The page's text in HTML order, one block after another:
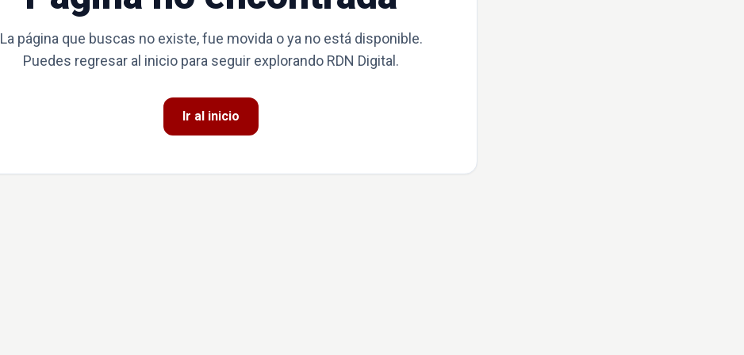
La página que buscas no existe, fue movida o ya no está disponible.
Puedes regresar al inicio para seguir explorando RDN Digital.
Ir al inicio